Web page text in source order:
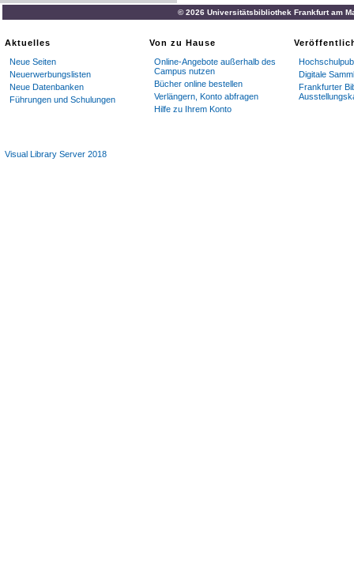
© 2026 Universitätsbibliothek Frankfurt am
Aktuelles
Neue Seiten
Neuerwerbungslisten
Neue Datenbanken
Führungen und Schulungen
Von zu Hause
Online-Angebote außerhalb des
Campus nutzen
Bücher online bestellen
Verlängern, Konto abfragen
Hilfe zu Ihrem Konto
Digitale
Frankfurter
Visual Library Server 2018